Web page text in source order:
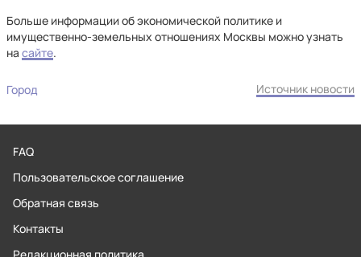
Больше информации об экономической политике и
имущественно-земельных отношениях Москвы можно узнать
на сайте.
Город Источник новости
FAQ
Пользовательское соглашение
Обратная связь
Контакты